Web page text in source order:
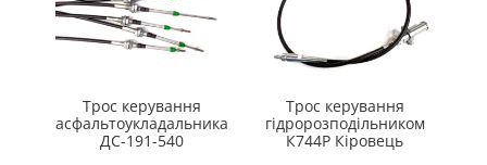
Трос керування
асфальтоукладальника
ДС-191-540
Трос керування
гідророзподільником
К744Р Кіровець